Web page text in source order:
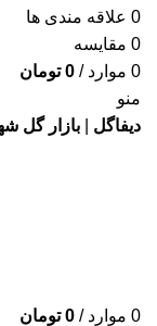
0 علاقه مندی ها
0 مقایسه
0 موارد /
0 تومان
منو
دیفاگل
بازار گل
0 موارد /
0 تومان